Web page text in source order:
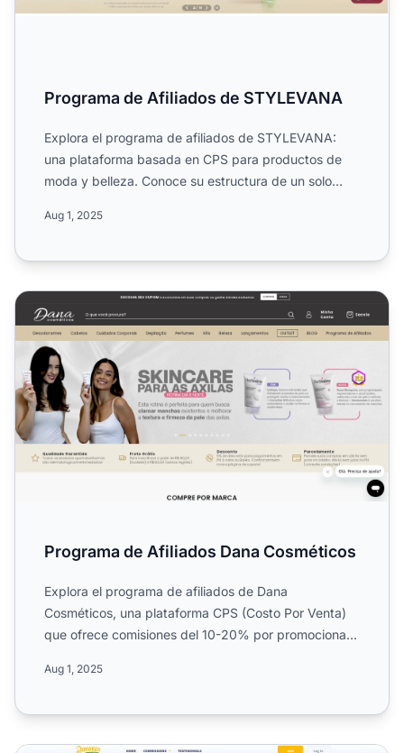
Programa de Afiliados de STYLEVANA
Explora el programa de afiliados de STYLEVANA:
una plataforma basada en CPS para productos de
moda y belleza. Conoce su estructura de un solo
Aug 1, 2025
Programa de Afiliados Dana Cosméticos
Programa de Afiliados Dana Cosméticos
Explora el programa de afiliados de Dana
Cosméticos, una plataforma CPS (Costo Por Venta)
que ofrece comisiones del 10-20% por promocionar
Aug 1, 2025